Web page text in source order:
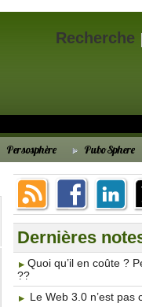
Recherche
Persosphère PuboSphere
Dernières
​Quoi qu’il en coûte ?
??
Le Web 3.0 n’est pas